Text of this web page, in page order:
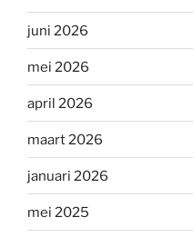
juni 2026
mei 2026
april 2026
maart 2026
januari 2026
mei 2025